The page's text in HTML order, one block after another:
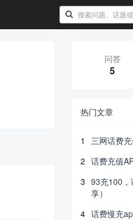
问答
5
热门文章
1
三网话费
2 话费充值
3 93充100，
享）
4 话费慢充